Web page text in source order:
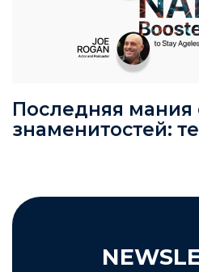
Последняя мания
знаменитостей: